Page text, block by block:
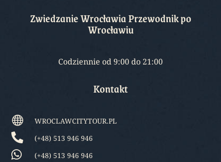
Zwiedzanie Wrocławia Przewodnik po
Wrocławiu
Codziennie od 9:00 do 21:00
Kontakt
 WROCLAWCITYTOUR.PL
 (+48) 513 946 946
 (+48) 513 946 946